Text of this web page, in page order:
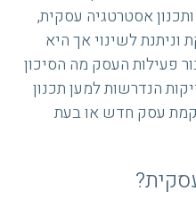
אסטרטגיה עסקית,
לשינוי אך היא
פעילות העסק מה הסיכון
הנדרשות למען תכנון
עסק חדש או בעת